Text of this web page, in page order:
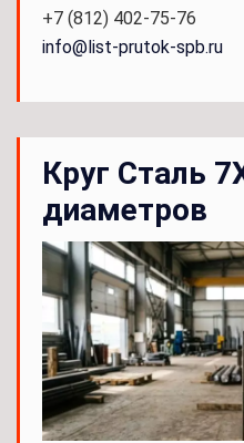
+7 (812) 402-75-76
info@list-prutok-spb.ru
Круг Сталь
диаметров